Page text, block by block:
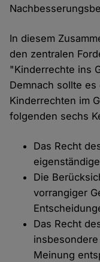
In diesem
den zentralen
"Kinderrechte ins
Demnach sollte
Kinderrechten im
folgenden sechs
Das Recht
Die
vorrangiger
Das Recht
Meinung